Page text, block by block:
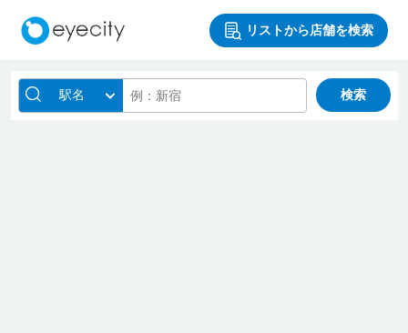
リストから店舗を検索
駅名 検索